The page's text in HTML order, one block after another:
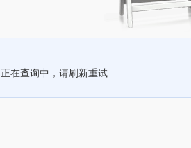
正在查询中，请刷新重试